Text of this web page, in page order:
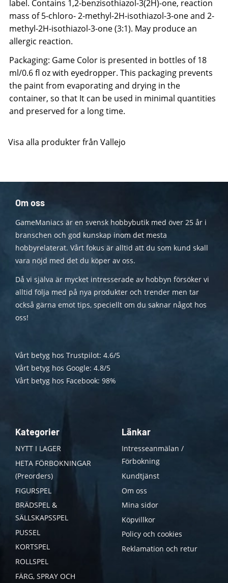
label. Contains 1,2-benzisothiazol-3(2H)-one, reaction
mass of 5-chloro- 2-methyl-2H-isothiazol-3-one and 2-
methyl-2H-isothiazol-3-one (3:1). May produce an
allergic reaction.
Packaging: Game Color is presented in bottles of 18
ml/0.6 fl oz with eyedropper. This packaging prevents
the paint from evaporating and drying in the
container, so that It can be used in minimal quantities
and preserved for a long time.
Visa alla produkter från Vallejo
Om oss
GameManiacs är en svensk hobbybutik med över 25 år i
branschen och god kunskap inom det mesta
hobbyrelaterat. Vårt fokus är alltid att du som kund skall
vara nöjd med det du köper av oss.
Då vi själva är mycket intresserade av hobbyn försöker vi
alltid följa med på nya produkter och trender men tar
också gärna emot tips, speciellt om du saknar något hos
oss!
Vårt betyg hos Trustpilot: 4.6/5
Vårt betyg hos Google: 4.8/5
Vårt betyg hos Facebook: 98%
Kategorier
NYTT I LAGER
HETA FÖRBOKNINGAR
(Preorders)
FIGURSPEL
BRÄDSPEL &
SÄLLSKAPSSPEL
PUSSEL
KORTSPEL
ROLLSPEL
FÄRG, SPRAY OCH
Länkar
Intresseanmälan /
Förbokning
Kundtjänst
Om oss
Mina sidor
Köpvillkor
Policy och cookies
Reklamation och retur